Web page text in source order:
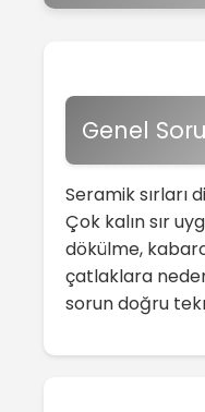
Genel
Seramik sırları
Çok kalın sır
dökülme,
çatlaklara
sorun doğru